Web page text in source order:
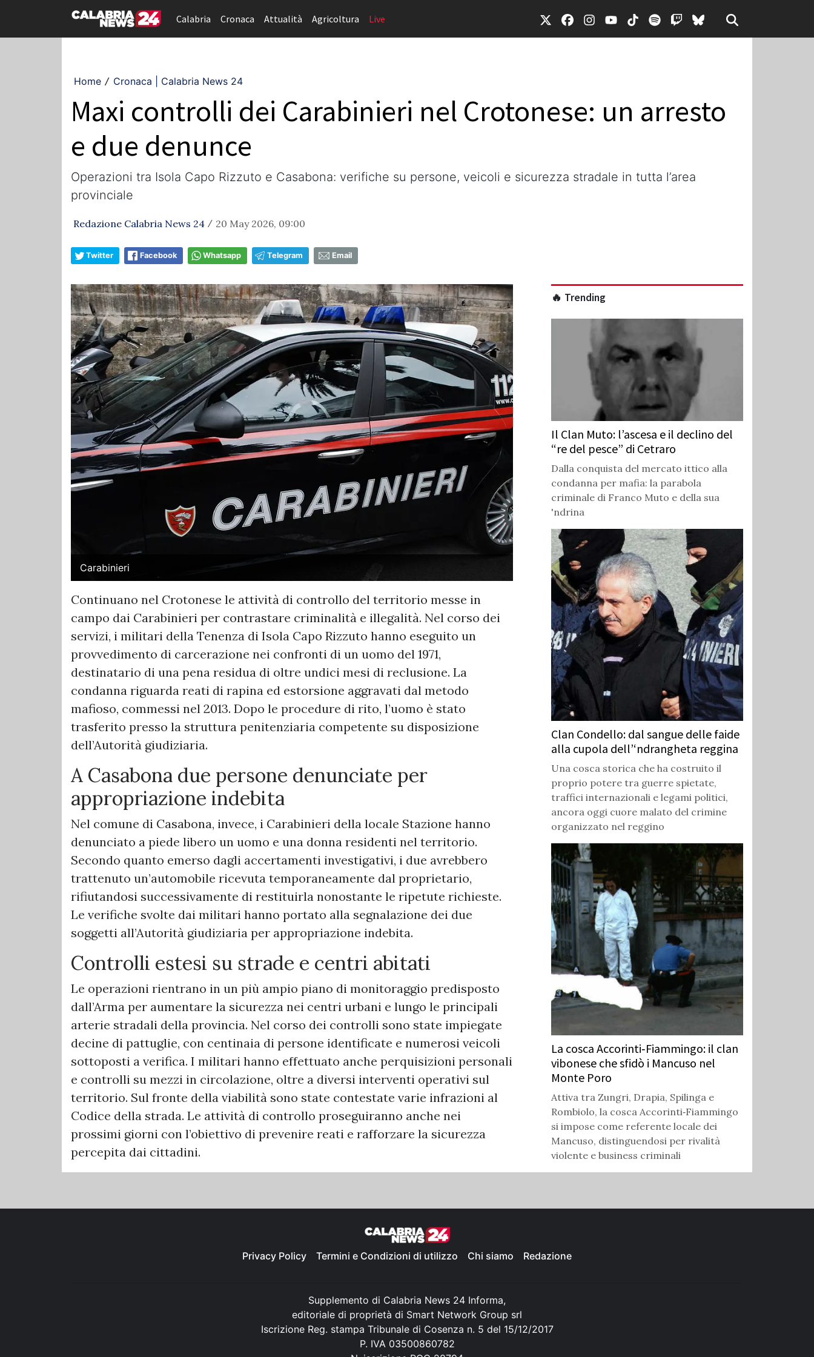
Calabria Cronaca Attualità Agricoltura Live
Home / Cronaca | Calabria News 24
Maxi controlli dei Carabinieri nel Crotonese: un arresto
e due denunce
Operazioni tra Isola Capo Rizzuto e Casabona: verifiche su persone, veicoli e sicurezza stradale in tutta l’area
provinciale
Redazione Calabria News 24 / 20 May 2026, 09:00
Twitter Facebook Whatsapp Telegram Email
Carabinieri
Continuano nel Crotonese le attività di controllo del territorio messe in
campo dai Carabinieri per contrastare criminalità e illegalità. Nel corso dei
servizi, i militari della Tenenza di Isola Capo Rizzuto hanno eseguito un
provvedimento di carcerazione nei confronti di un uomo del 1971,
destinatario di una pena residua di oltre undici mesi di reclusione. La
condanna riguarda reati di rapina ed estorsione aggravati dal metodo
mafioso, commessi nel 2013. Dopo le procedure di rito, l’uomo è stato
trasferito presso la struttura penitenziaria competente su disposizione
dell’Autorità giudiziaria.
A Casabona due persone denunciate per
appropriazione indebita
Nel comune di Casabona, invece, i Carabinieri della locale Stazione hanno
denunciato a piede libero un uomo e una donna residenti nel territorio.
Secondo quanto emerso dagli accertamenti investigativi, i due avrebbero
trattenuto un’automobile ricevuta temporaneamente dal proprietario,
rifiutandosi successivamente di restituirla nonostante le ripetute richieste.
Le verifiche svolte dai militari hanno portato alla segnalazione dei due
soggetti all’Autorità giudiziaria per appropriazione indebita.
Controlli estesi su strade e centri abitati
Le operazioni rientrano in un più ampio piano di monitoraggio predisposto
dall’Arma per aumentare la sicurezza nei centri urbani e lungo le principali
arterie stradali della provincia. Nel corso dei controlli sono state impiegate
decine di pattuglie, con centinaia di persone identificate e numerosi veicoli
sottoposti a verifica. I militari hanno effettuato anche perquisizioni personali
e controlli su mezzi in circolazione, oltre a diversi interventi operativi sul
territorio. Sul fronte della viabilità sono state contestate varie infrazioni al
Codice della strada. Le attività di controllo proseguiranno anche nei
prossimi giorni con l’obiettivo di prevenire reati e rafforzare la sicurezza
percepita dai cittadini.
🔥 Trending
Il Clan Muto: l’ascesa e il declino del
“re del pesce” di Cetraro
Dalla conquista del mercato ittico alla
condanna per mafia: la parabola
criminale di Franco Muto e della sua
'ndrina
Clan Condello: dal sangue delle faide
alla cupola dell’‘ndrangheta reggina
Una cosca storica che ha costruito il
proprio potere tra guerre spietate,
traffici internazionali e legami politici,
ancora oggi cuore malato del crimine
organizzato nel reggino
La cosca Accorinti‑Fiammingo: il clan
vibonese che sfidò i Mancuso nel
Monte Poro
Attiva tra Zungri, Drapia, Spilinga e
Rombiolo, la cosca Accorinti‑Fiammingo
si impose come referente locale dei
Mancuso, distinguendosi per rivalità
violente e business criminali
Privacy Policy Termini e Condizioni di utilizzo Chi siamo Redazione
Supplemento di Calabria News 24 Informa,
editoriale di proprietà di Smart Network Group srl
Iscrizione Reg. stampa Tribunale di Cosenza n. 5 del 15/12/2017
P. IVA 03500860782